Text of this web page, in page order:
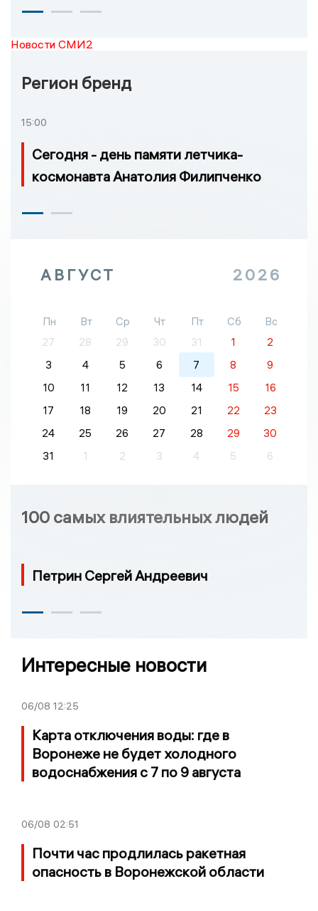
Новости СМИ2
Регион бренд
15:00
Сегодня - день памяти летчика-
космонавта Анатолия Филипченко
АВГУСТ 2026
Пн Вт Ср Чт Пт Сб
Вс
27
28 29 30 31 1
2
3
4 5 6 7 8
9
10
11 12 13 14 15
16
17
18 19 20 21 22
23
24
25 26 27 28 29
30
31
1 2 3 4 5 6
100 самых влиятельных людей
Петрин Сергей Андреевич
Интересные новости
06/08 12:25
Карта отключения воды: где в
Воронеже не будет холодного
водоснабжения с 7 по 9 августа
06/08 02:51
Почти час продлилась ракетная
опасность в Воронежской области